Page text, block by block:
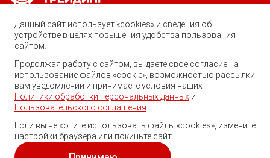
Позвоните нам по любому вопросу:
8 (800) 222-40-61
Ростов-на-Дону, ул. Вавилова, 59
trade@ep-group.ru
© 2010-2024. Европолимер-Трейдинг.
Все права защищены.
Данный сайт использует «cookies» и сведения об
устройстве в целях повышения удобства пользования
сайтом.
Продолжая работу с сайтом, вы даете свое согласие на
использование файлов «cookie», возможностью рассылки
вам уведомлений и принимаете условия наших
Политики обработки персональных данных и
Пользовательского соглашения
Если вы не хотите использовать файлы «cookies», измените
настройки браузера или покиньте сайт.